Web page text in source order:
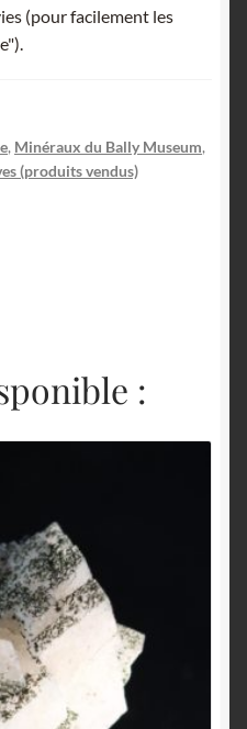
(pour facilement les
, Minéraux du Bally Museum,
(produits vendus)
: